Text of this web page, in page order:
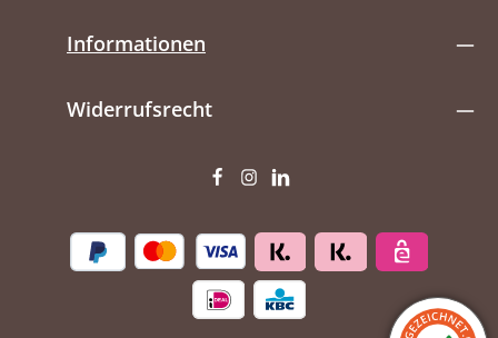
Informationen
Widerrufsrecht